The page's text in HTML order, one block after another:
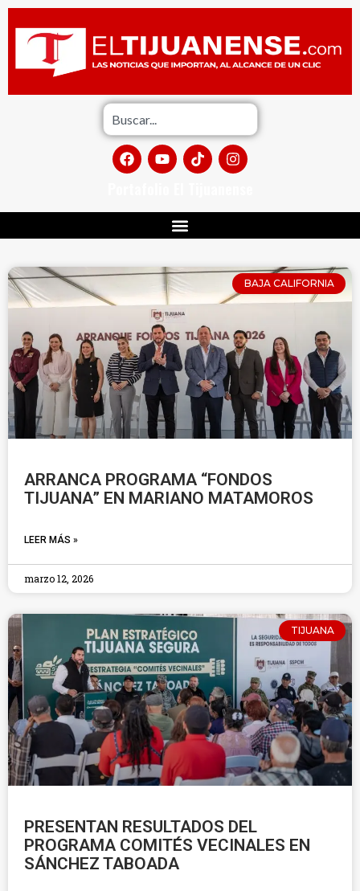
BAJA CALIFORNIA
ARRANCA PROGRAMA “FONDOS
TIJUANA” EN MARIANO MATAMOROS
LEER MÁS »
marzo 12, 2026
TIJUANA
PRESENTAN RESULTADOS DEL
PROGRAMA COMITÉS VECINALES EN
SÁNCHEZ TABOADA